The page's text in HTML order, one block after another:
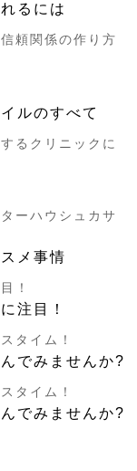
るには
頼関係の作り方
ルのすべて
るクリニックに
ーハウシュカサ
メ事情
！
注目！
タイム！
でみませんか?
タイム！
でみませんか?